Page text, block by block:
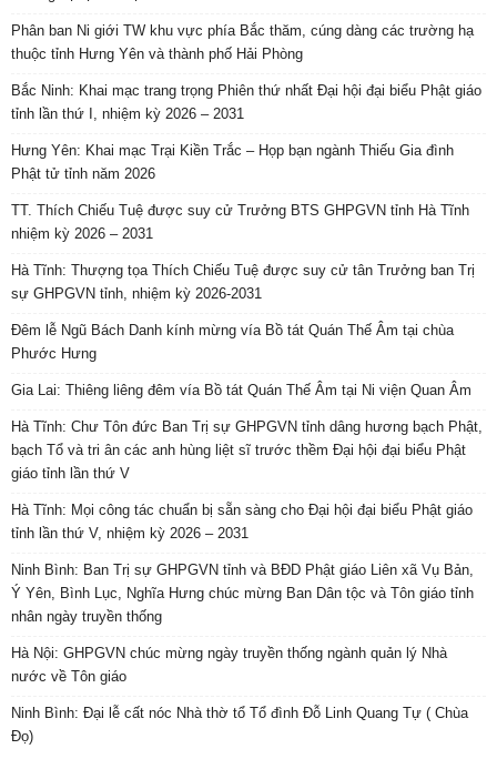
Phân ban Ni giới TW khu vực phía Bắc thăm, cúng dàng các trường hạ
thuộc tỉnh Hưng Yên và thành phố Hải Phòng
Bắc Ninh: Khai mạc trang trọng Phiên thứ nhất Đại hội đại biểu Phật giáo
tỉnh lần thứ I, nhiệm kỳ 2026 – 2031
Hưng Yên: Khai mạc Trại Kiền Trắc – Họp bạn ngành Thiếu Gia đình
Phật tử tỉnh năm 2026
TT. Thích Chiếu Tuệ được suy cử Trưởng BTS GHPGVN tỉnh Hà Tĩnh
nhiệm kỳ 2026 – 2031
Hà Tĩnh: Thượng tọa Thích Chiếu Tuệ được suy cử tân Trưởng ban Trị
sự GHPGVN tỉnh, nhiệm kỳ 2026-2031
Đêm lễ Ngũ Bách Danh kính mừng vía Bồ tát Quán Thế Âm tại chùa
Phước Hưng
Gia Lai: Thiêng liêng đêm vía Bồ tát Quán Thế Âm tại Ni viện Quan Âm
Hà Tĩnh: Chư Tôn đức Ban Trị sự GHPGVN tỉnh dâng hương bạch Phật,
bạch Tổ và tri ân các anh hùng liệt sĩ trước thềm Đại hội đại biểu Phật
giáo tỉnh lần thứ V
Hà Tĩnh: Mọi công tác chuẩn bị sẵn sàng cho Đại hội đại biểu Phật giáo
tỉnh lần thứ V, nhiệm kỳ 2026 – 2031
Ninh Bình: Ban Trị sự GHPGVN tỉnh và BĐD Phật giáo Liên xã Vụ Bản,
Ý Yên, Bình Lục, Nghĩa Hưng chúc mừng Ban Dân tộc và Tôn giáo tỉnh
nhân ngày truyền thống
Hà Nội: GHPGVN chúc mừng ngày truyền thống ngành quản lý Nhà
nước về Tôn giáo
Ninh Bình: Đại lễ cất nóc Nhà thờ tổ Tổ đình Đỗ Linh Quang Tự ( Chùa
Đọ)